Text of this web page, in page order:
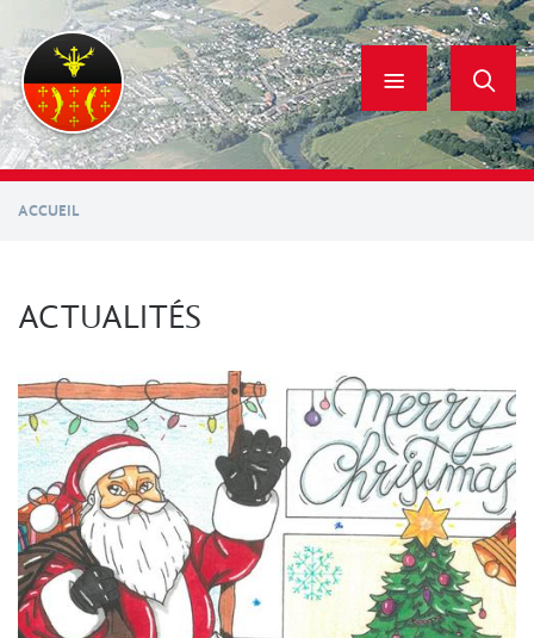
contenu
principal
ACCUEIL
ACTUALITÉS